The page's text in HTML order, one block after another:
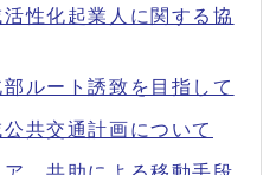
性化起業人に関する協
ルート誘致を目指して
共交通計画について